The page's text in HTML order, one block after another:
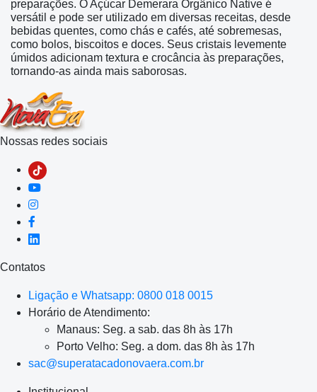
preparações. O Açúcar Demerara Orgânico Native é
versátil e pode ser utilizado em diversas receitas, desde
bebidas quentes, como chás e cafés, até sobremesas,
como bolos, biscoitos e doces. Seus cristais levemente
úmidos adicionam textura e crocância às preparações,
tornando-as ainda mais saborosas.
Nossas redes sociais
Contatos
Ligação e Whatsapp: 0800 018 0015
Horário de Atendimento:
Manaus: Seg. a sab. das 8h às 17h
Porto Velho: Seg. a dom. das 8h às 17h
sac@superatacadonovaera.com.br